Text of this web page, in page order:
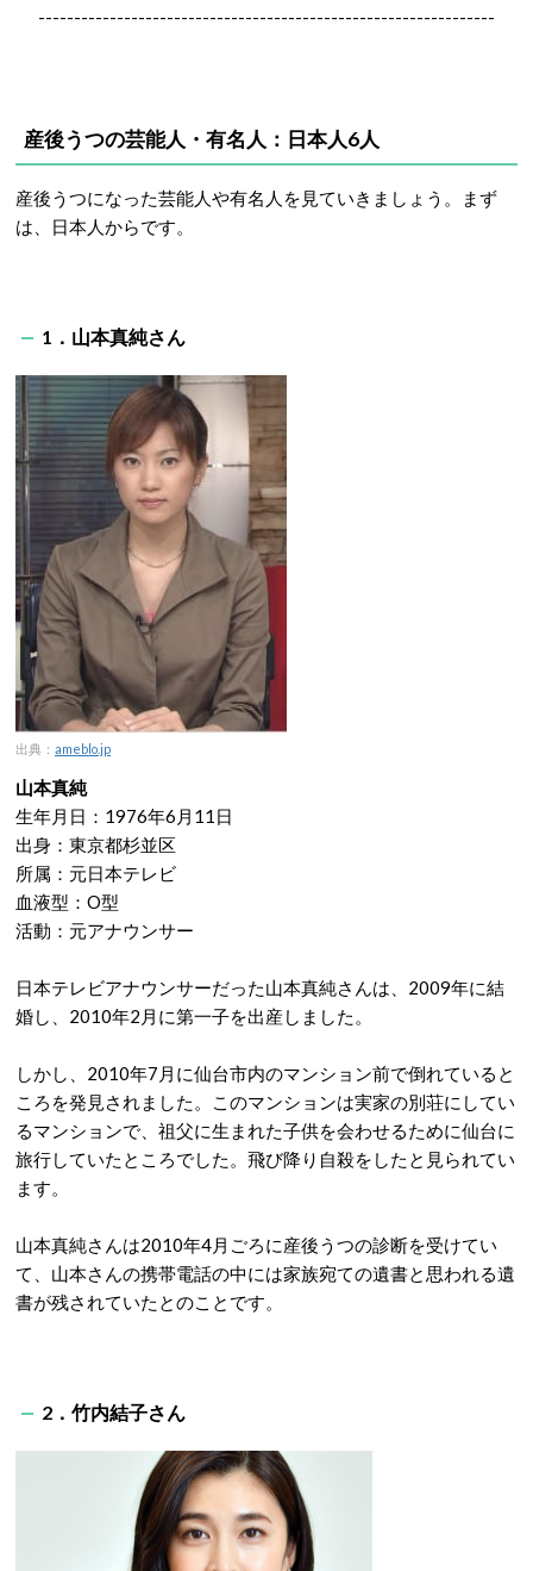
----------------------------------------------------------------
産後うつの芸能人・有名人：日本人6人
産後うつになった芸能人や有名人を見ていきましょう。まず
は、日本人からです。
1．山本真純さん
出典： ameblo.jp
山本真純
生年月日：1976年6月11日
出身：東京都杉並区
所属：元日本テレビ
血液型：O型
活動：元アナウンサー
日本テレビアナウンサーだった山本真純さんは、2009年に結
婚し、2010年2月に第一子を出産しました。
しかし、2010年7月に仙台市内のマンション前で倒れていると
ころを発見されました。このマンションは実家の別荘にしてい
るマンションで、祖父に生まれた子供を会わせるために仙台に
旅行していたところでした。飛び降り自殺をしたと見られてい
ます。
山本真純さんは2010年4月ごろに産後うつの診断を受けてい
て、山本さんの携帯電話の中には家族宛ての遺書と思われる遺
書が残されていたとのことです。
2．竹内結子さん